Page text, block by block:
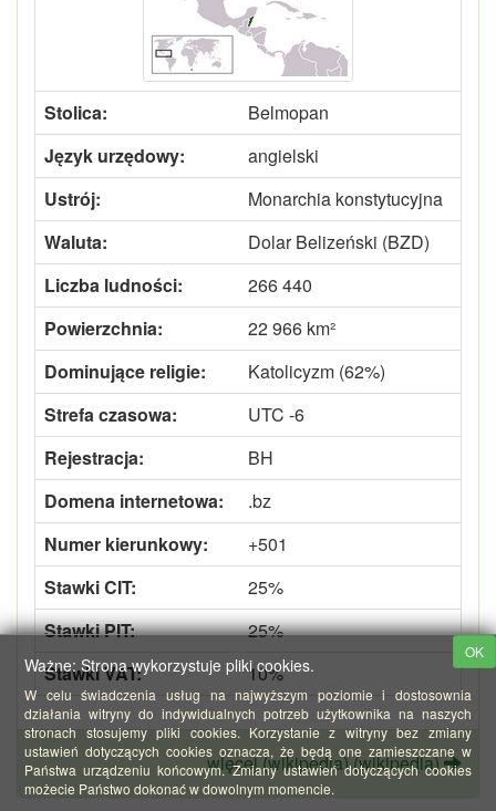
Stolica:
Belmopan
Język urzędowy:
angielski
Ustrój:
Monarchia konstytucyjna
Waluta:
Dolar Belizeński (BZD)
Liczba ludności:
266 440
Powierzchnia:
22 966 km²
Dominujące religie:
Katolicyzm (62%)
Strefa czasowa:
UTC -6
Rejestracja:
BH
Domena internetowa:
.bz
Numer kierunkowy:
+501
Stawki CIT:
25%
Stawki PIT:
25%
Stawki VAT:
10%
więcej (wikipedia) (wikipedia)
OK
Ważne: Strona wykorzystuje pliki cookies.
W celu świadczenia usług na najwyższym poziomie i dostosownia
działania witryny do indywidualnych potrzeb użytkownika na naszych
stronach stosujemy pliki cookies. Korzystanie z witryny bez zmiany
ustawień dotyczących cookies oznacza, że będą one zamieszczane w
Państwa urządzeniu końcowym. Zmiany ustawień dotyczących cookies
możecie Państwo dokonać w dowolnym momencie.